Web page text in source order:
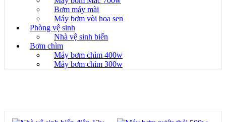
Bơm máy mài
Máy bơm vòi hoa sen
Phòng vệ sinh
Nhà vệ sinh biển
Bơm chìm
Máy bơm chìm 400w
Máy bơm chìm 300w